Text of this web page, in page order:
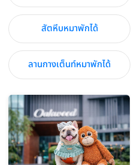
สัตหีบหมาพักได้
ลานกางเต็นท์หมาพักได้